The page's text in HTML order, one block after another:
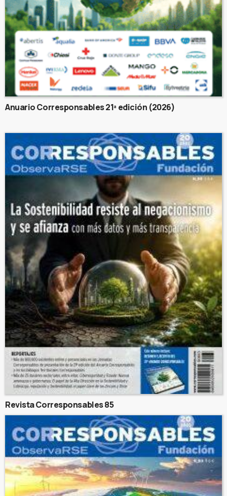
Anuario Corresponsables 21ª edición (2026)
Revista Corresponsables 85